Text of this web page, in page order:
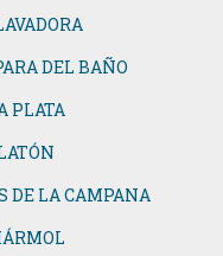
DEL BAÑO
PLATA
DE LA CAMPANA